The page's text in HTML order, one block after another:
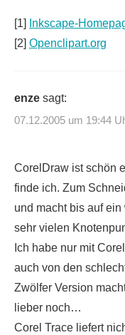
[1]
Inkscape-
[2] Openclipart.org
enze sagt:
07.12.2005 um 19:44
CorelDraw ist schön
finde ich. Zum
und macht bis auf
sehr vielen
Ich habe nur mit
auch von den
Zwölfer Version
lieber noch…
Corel Trace liefert